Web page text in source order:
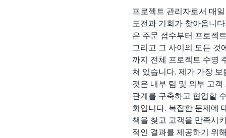
프로젝트 관리자로서 매
도전과 기회가 찾아옵니
은 주문 접수부터 프로젝
그리고 그 사이의 모든 것
까지 전체 프로젝트 수명
쳐 있습니다. 제가 가장 보
것은 내부 팀 및 외부 고객
관계를 구축하고 협업할
회입니다. 복잡한 문제에
책을 찾고 고객을 만족시
적인 결과를 제공하기 위